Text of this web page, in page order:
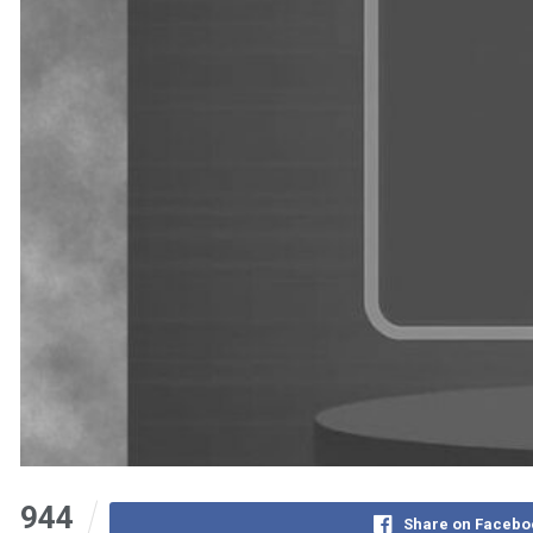
944 Share on